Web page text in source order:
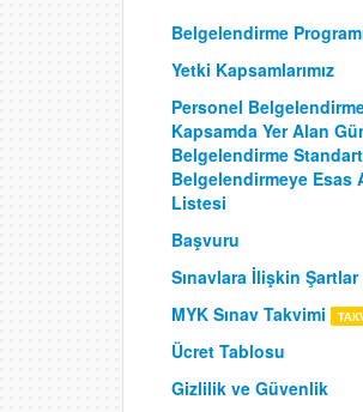
Belgelendirme
Yetki Kapsamlarımız
Personel
Kapsamda Yer Alan
Belgelendirme
Belgelendirmeye Esas
Listesi
Başvuru
Sınavlara İlişkin Şartlar
MYK Sınav Takvimi
Ücret Tablosu
Gizlilik ve Güvenlik